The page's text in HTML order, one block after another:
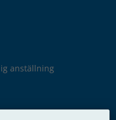
anställning